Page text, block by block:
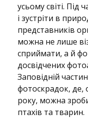
усьому світі. Під
і зустріти в
представників
можна не лише
сприймати, а й
досвідчених
Заповідній
фотоскрадок, де,
року, можна
птахів та тварин.